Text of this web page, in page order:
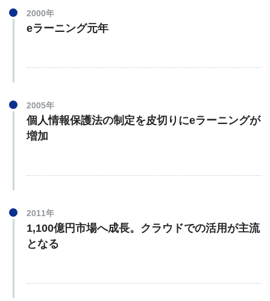
2000年
eラーニング元年
2005年
個人情報保護法の制定を皮切りにeラーニングが
増加
2011年
1,100億円市場へ成長。クラウドでの活用が主流
となる